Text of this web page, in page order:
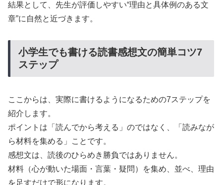
結果として、先生が評価しやすい“理由と具体例のある文
章”に自然と近づきます。
小学生でも書ける読書感想文の簡単コツ7
ステップ
ここからは、実際に書けるようになるための7ステップを
紹介します。
ポイントは「読んでから考える」のではなく、「読みなが
ら材料を集める」ことです。
感想文は、読後のひらめき勝負ではありません。
材料（心が動いた場面・言葉・疑問）を集め、並べ、理由
を足すだけで形になります。